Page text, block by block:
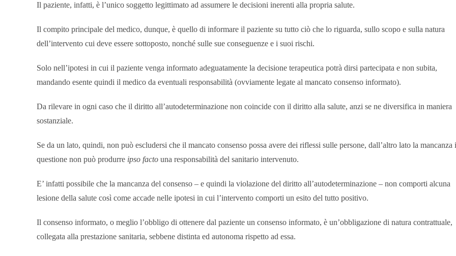
Il paziente, infatti, è l’unico soggetto legittimato ad assumere le decisioni inerenti alla propria salute.
Il compito principale del medico, dunque, è quello di informare il paziente su tutto ciò che lo riguarda, sullo scopo e sulla natura
dell’intervento cui deve essere sottoposto, nonché sulle sue conseguenze e i suoi rischi.
Solo nell’ipotesi in cui il paziente venga informato adeguatamente la decisione terapeutica potrà dirsi partecipata e non subita,
mandando esente quindi il medico da eventuali responsabilità (ovviamente legate al mancato consenso informato).
Da rilevare in ogni caso che il diritto all’autodeterminazione non coincide con il diritto alla salute, anzi se ne diversifica in maniera
sostanziale.
Se da un lato, quindi, non può escludersi che il mancato consenso possa avere dei riflessi sulle persone, dall’altro lato la mancanza
questione non può produrre ipso facto una responsabilità del sanitario intervenuto.
E’ infatti possibile che la mancanza del consenso – e quindi la violazione del diritto all’autodeterminazione – non comporti alcuna
lesione della salute così come accade nelle ipotesi in cui l’intervento comporti un esito del tutto positivo.
Il consenso informato, o meglio l’obbligo di ottenere dal paziente un consenso informato, è un’obbligazione di natura contrattuale,
collegata alla prestazione sanitaria, sebbene distinta ed autonoma rispetto ad essa.